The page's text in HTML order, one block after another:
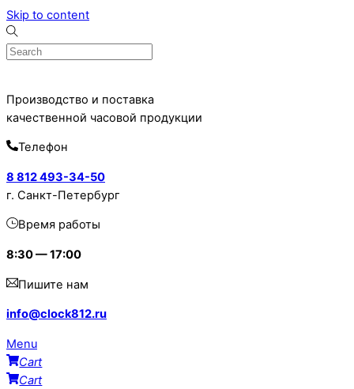
Skip to content
Производство и поставка
качественной часовой продукции
Телефон
8 812 493-34-50
г. Санкт-Петербург
Время работы
8:30 — 17:00
Пишите нам
info@clock812.ru
Menu
Cart
Cart